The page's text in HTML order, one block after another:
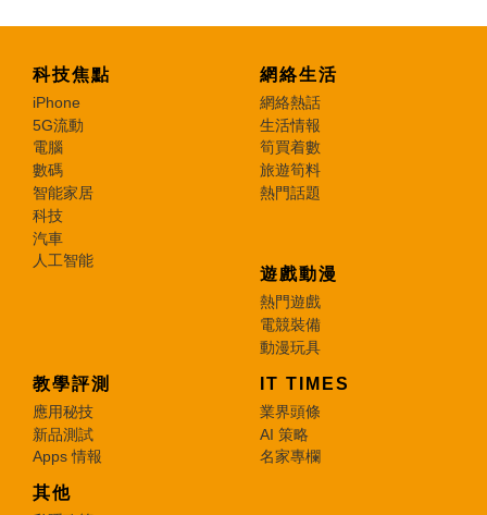
科技焦點
iPhone
5G流動
電腦
數碼
智能家居
科技
汽車
人工智能
網絡生活
網絡熱話
生活情報
筍買着數
旅遊筍料
熱門話題
遊戲動漫
熱門遊戲
電競裝備
動漫玩具
教學評測
應用秘技
新品測試
Apps 情報
IT TIMES
業界頭條
AI 策略
名家專欄
其他